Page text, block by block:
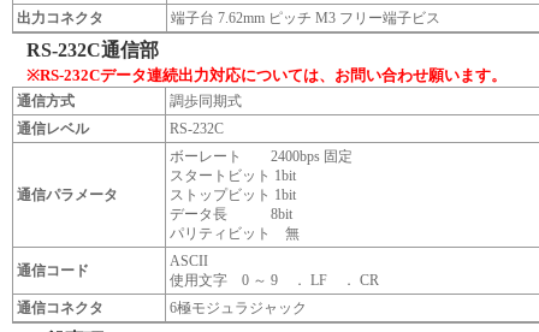
出力コネクタ
端子台 7.62mm ピッチ M3 フリー端子ビス
RS-232C通信部
※RS-232Cデータ連続出力対応については、お問い合わせ願います。
通信方式
調歩同期式
通信レベル
RS-232C
通信パラメータ
ボーレート 2400bps 固定
スタートビット 1bit
ストップビット 1bit
データ長 8bit
パリティビット 無
通信コード
ASCII
使用文字 0 ～ 9 ． LF ． CR
通信コネクタ
6極モジュラジャック